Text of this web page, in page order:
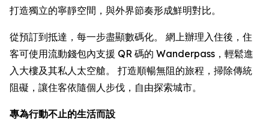
打造獨立的寧靜空間，與外界節奏形成鮮明對比。
從預訂到抵達，每一步盡顯數碼化。 網上辦理入住後，住
客可使用流動錢包內支援 QR 碼的 Wanderpass，輕鬆進
入大樓及其私人太空艙。 打造順暢無阻的旅程，掃除傳統
阻礙，讓住客依隨個人步伐，自由探索城市。
專為行動不止的生活而設